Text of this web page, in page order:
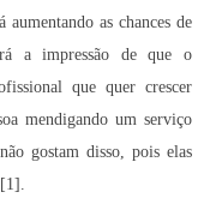
aumentando as chances de
a impressão de que o
que quer crescer
mendigando um serviço
gostam disso, pois elas